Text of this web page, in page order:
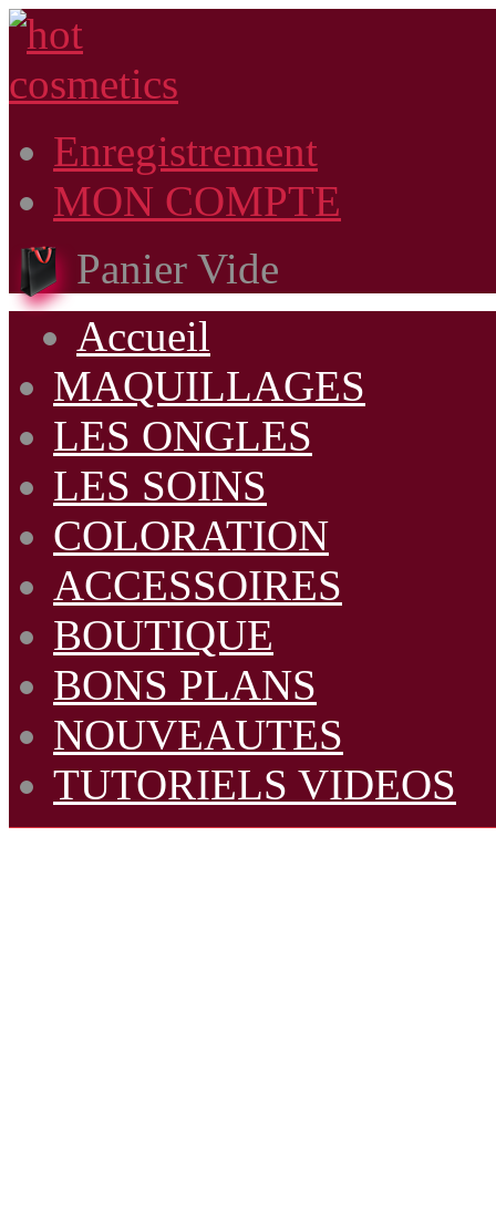
Enregistrement
MON COMPTE
Panier Vide
Accueil
MAQUILLAGES
LES ONGLES
LES SOINS
COLORATION
ACCESSOIRES
BOUTIQUE
BONS PLANS
NOUVEAUTES
TUTORIELS VIDEOS